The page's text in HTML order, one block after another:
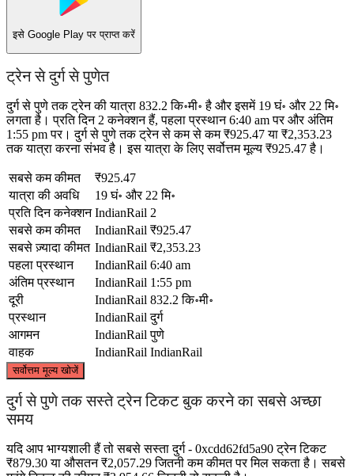
इसे Google Play पर प्राप्त करें
ट्रेन से दुर्ग से पुणेत
दुर्ग से पुणे तक ट्रेन की यात्रा 832.2 कि॰मी॰ है और इसमें 19 घं॰ और 22 मि॰
लगता है। प्रति दिन 2 कनेक्शन हैं, पहला प्रस्थान 6:40 am पर और अंतिम
1:55 pm पर। दुर्ग से पुणे तक ट्रेन से कम से कम ₹925.47 या ₹2,353.23
तक यात्रा करना संभव है। इस यात्रा के लिए सर्वोत्तम मूल्य ₹925.47 है।
सबसे कम कीमत
₹925.47
यात्रा की अवधि
19 घं॰ और 22 मि॰
प्रति दिन कनेक्शन IndianRail 2
सबसे कम कीमत
IndianRail ₹925.47
सबसे ज़्यादा कीमत IndianRail ₹2,353.23
पहला प्रस्थान
IndianRail 6:40 am
अंतिम प्रस्थान
IndianRail 1:55 pm
दूरी
IndianRail 832.2 कि॰मी॰
प्रस्थान
IndianRail दुर्ग
आगमन
IndianRail पुणे
वाहक
IndianRail IndianRail
सर्वोत्तम मूल्य खोजें
©CARTO
दुर्ग से पुणे तक सस्ते ट्रेन टिकट बुक करने का सबसे अच्छा
समय
यदि आप भाग्यशाली हैं तो सबसे सस्ता दुर्ग - 0xcdd62fd5a90 ट्रेन टिकट
₹879.30 या औसतन ₹2,057.29 जितनी कम कीमत पर मिल सकता है। सबसे